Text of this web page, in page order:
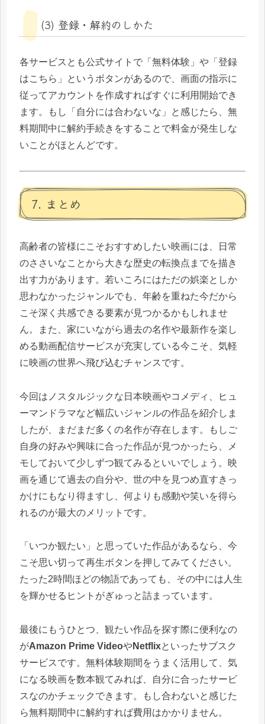
(3) 登録・解約のしかた
各サービスとも公式サイトで「無料体験」や「登録
はこちら」というボタンがあるので、画面の指示に
従ってアカウントを作成すればすぐに利用開始でき
ます。もし「自分には合わないな」と感じたら、無
料期間中に解約手続きをすることで料金が発生しな
いことがほとんどです。
7. まとめ
高齢者の皆様にこそおすすめしたい映画には、日常
のささいなことから大きな歴史の転換点までを描き
出す力があります。若いころにはただの娯楽としか
思わなかったジャンルでも、年齢を重ねた今だから
こそ深く共感できる要素が見つかるかもしれませ
ん。また、家にいながら過去の名作や最新作を楽し
める動画配信サービスが充実している今こそ、気軽
に映画の世界へ飛び込むチャンスです。
今回はノスタルジックな日本映画やコメディ、ヒュ
ーマンドラマなど幅広いジャンルの作品を紹介しま
したが、まだまだ多くの名作が存在します。もしご
自身の好みや興味に合った作品が見つかったら、メ
モしておいて少しずつ観てみるといいでしょう。映
画を通じて過去の自分や、世の中を見つめ直すきっ
かけにもなり得ますし、何よりも感動や笑いを得ら
れるのが最大のメリットです。
「いつか観たい」と思っていた作品があるなら、今
こそ思い切って再生ボタンを押してみてください。
たった2時間ほどの物語であっても、その中には人生
を輝かせるヒントがぎゅっと詰まっています。
最後にもうひとつ、観たい作品を探す際に便利なの
がAmazon Prime VideoやNetflixといったサブスク
サービスです。無料体験期間をうまく活用して、気
になる映画を数本観てみれば、自分に合ったサービ
スなのかチェックできます。もし合わないと感じた
ら無料期間中に解約すれば費用はかかりません。